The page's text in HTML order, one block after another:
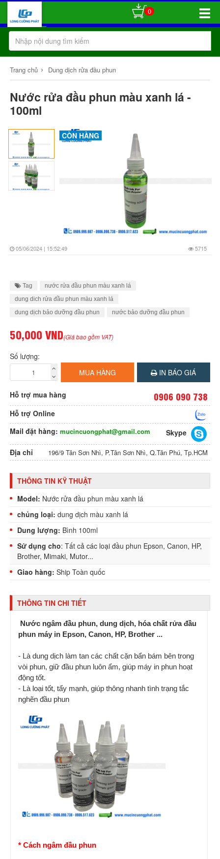
Toggle
0
Trang chủ › Dung dịch rửa đầu phun
Nước rửa đầu phun màu xanh lá -
100ml
CÒN HÀNG
05/06/2024 | 15:52:49 5715
Tag
nước rửa đầu phun màu xanh lá
dung dich rửa đầu phun màu xanh lá
dung dịch bảo dưỡng đầu phun
nước bảo dưỡng đầu phun
50,000 VND(Giá bao gồm VAT)
Số lượng:
MUA HÀNG
IN BÁO GIÁ
Hỗ trợ mua hàng 0906 090 738
Hỗ trợ Online
Mail đặt hàng: mucincuongphat@gmail.com
Skype
Địa chỉ
196/9 Tân Sơn Nhì, P.Tân Sơn Nhì, Q.Tân Phú, Tp.HCM
THÔNG TIN KỸ THUẬT
Model: Nước rửa đầu phun màu xanh lá
chủng loại: dung dịch màu xanh lá
Dung lượng: Bình 100ml
Sử dụng cho: Tất cả các loại đầu phun Epson, Canon, HP,
Brother, Mimaki, Mutor...
Giao hàng: Ship Toàn quốc
THÔNG TIN CHI TIẾT
Nước ngâm đầu phun, dung dịch, hóa chất rửa đầu
phun máy in Epson, Canon, HP, Brother ...
- Là dung dịch làm tan các chất cặn bẩn bám bên trong
vòi phun, giữ đầu phun luôn ẩm, giúp máy in phun hoạt
động tốt.
- Là loại tốt, tẩy mạnh, giúp thông nhanh tình trạng tắc
nghẽn đầu phun
* Cách ngâm đầu phun